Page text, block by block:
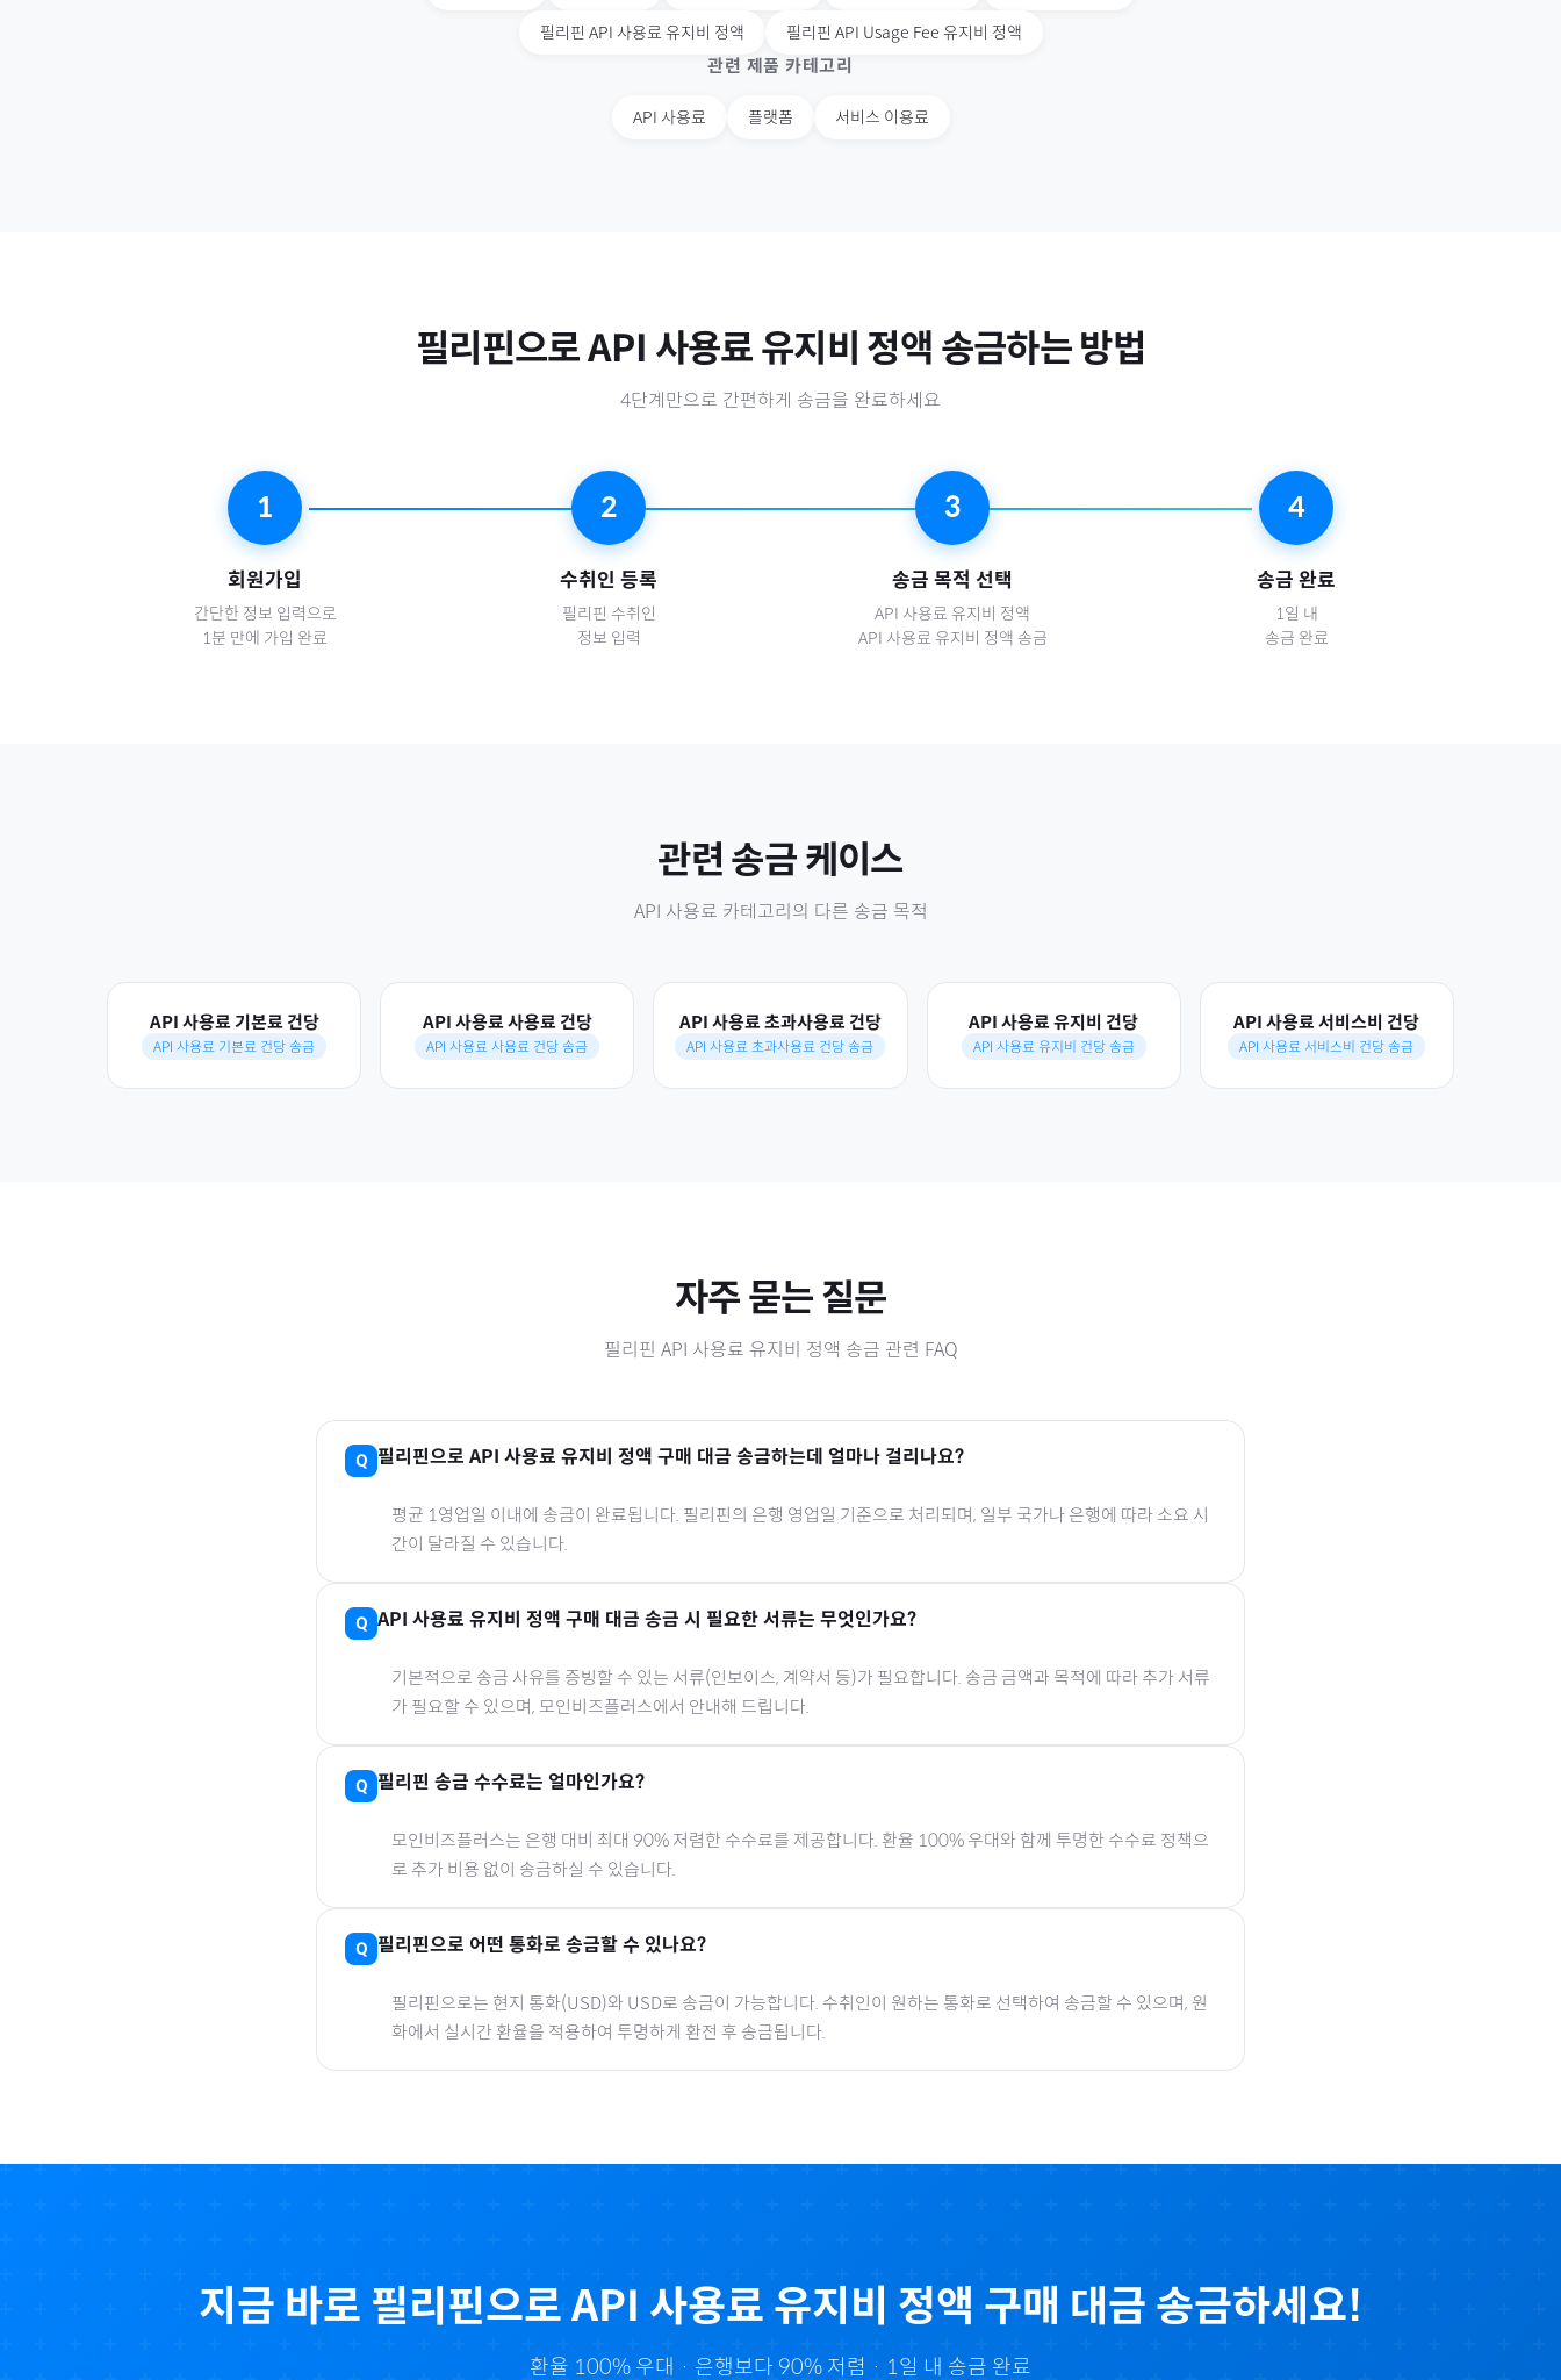
필리핀 API 사용료 유지비 정액 필리핀 API Usage Fee 유지비 정액
관련 제품 카테고리
API 사용료 플랫폼 서비스 이용료
필리핀으로API 사용료 유지비 정액 송금하는 방법
4단계만으로 간편하게 송금을 완료하세요
1
회원가입
간단한 정보 입력으로
1분 만에 가입 완료
2
수취인 등록
필리핀 수취인
정보 입력
3
송금 목적 선택
API 사용료 유지비 정액
API 사용료 유지비 정액 송금
4
송금 완료
1일 내
송금 완료
관련 송금 케이스
API 사용료 카테고리의 다른 송금 목적
API 사용료 기본료 건당
API 사용료 기본료 건당 송금
API 사용료 사용료 건당
API 사용료 사용료 건당 송금
API 사용료 초과사용료 건당
API 사용료 초과사용료 건당 송금
API 사용료 유지비 건당
API 사용료 유지비 건당 송금
API 사용료 서비스비 건당
API 사용료 서비스비 건당 송금
자주 묻는 질문
필리핀 API 사용료 유지비 정액 송금 관련 FAQ
필리핀으로 API 사용료 유지비 정액 구매 대금 송금하는데 얼마나 걸리나요?
평균 1영업일 이내에 송금이 완료됩니다. 필리핀의 은행 영업일 기준으로 처리되며, 일부 국가나 은행에 따라 소요 시
간이 달라질 수 있습니다.
API 사용료 유지비 정액 구매 대금 송금 시 필요한 서류는 무엇인가요?
기본적으로 송금 사유를 증빙할 수 있는 서류(인보이스, 계약서 등)가 필요합니다. 송금 금액과 목적에 따라 추가 서류
가 필요할 수 있으며, 모인비즈플러스에서 안내해 드립니다.
필리핀 송금 수수료는 얼마인가요?
모인비즈플러스는 은행 대비 최대 90% 저렴한 수수료를 제공합니다. 환율 100% 우대와 함께 투명한 수수료 정책으
로 추가 비용 없이 송금하실 수 있습니다.
필리핀으로 어떤 통화로 송금할 수 있나요?
필리핀으로는 현지 통화(USD)와 USD로 송금이 가능합니다. 수취인이 원하는 통화로 선택하여 송금할 수 있으며, 원
화에서 실시간 환율을 적용하여 투명하게 환전 후 송금됩니다.
지금 바로 필리핀으로 API 사용료 유지비 정액 구매 대금 송금하세요!
환율 100% 우대 · 은행보다 90% 저렴 · 1일 내 송금 완료